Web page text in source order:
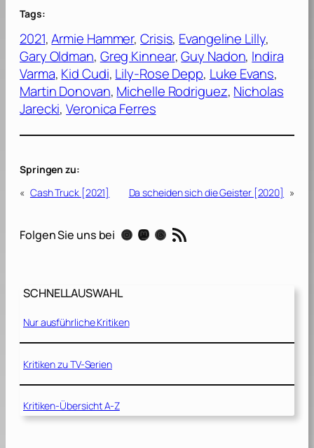
Tags:
2021, Armie Hammer, Crisis, Evangeline Lilly
Gary Oldman, Greg Kinnear, Guy Nadon, Indira
Varma, Kid Cudi, Lily-Rose Depp, Luke Evans
Martin Donovan, Michelle Rodriguez, Nicholas
Jarecki, Veronica Ferres
Springen zu:
« Cash Truck [2021] Da scheiden sich die Geister [2020] »
Folgen Sie uns bei Instagram Mastodon Threads RSS-Feed
SCHNELLAUSWAHL
Nur ausführliche Kritiken
Kritiken zu TV-Serien
Kritiken-Übersicht A-Z